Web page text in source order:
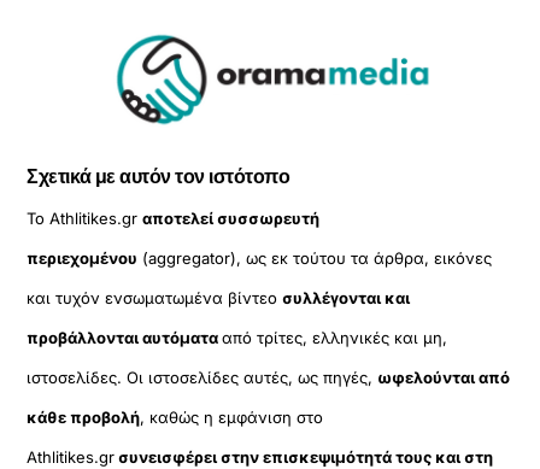
Σχετικά με αυτόν τον ιστότοπο
Το Athlitikes.grαποτελεί συσσωρευτή
περιεχομένου (aggregator), ως εκ τούτου τα άρθρα, εικόνες
και τυχόν ενσωματωμένα βίντεοσυλλέγονται και
προβάλλονται αυτόματααπό τρίτες, ελληνικές και μη,
ιστοσελίδες. Οι ιστοσελίδες αυτές, ως πηγές, ωφελούνται από
κάθε προβολή, καθώς η εμφάνιση στο
Athlitikes.grσυνεισφέρει στην επισκεψιμότητά τους και στη